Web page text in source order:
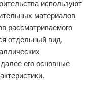
используют
материалов
рассматриваемого
отдельный вид,
его основные